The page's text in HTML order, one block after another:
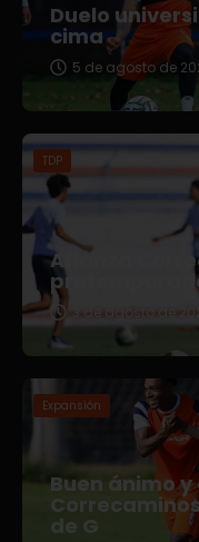
Duelo
cima
5 de agosto de
TDP
Afianza
3 de agosto de
Expansión
Buen ánimo
de G